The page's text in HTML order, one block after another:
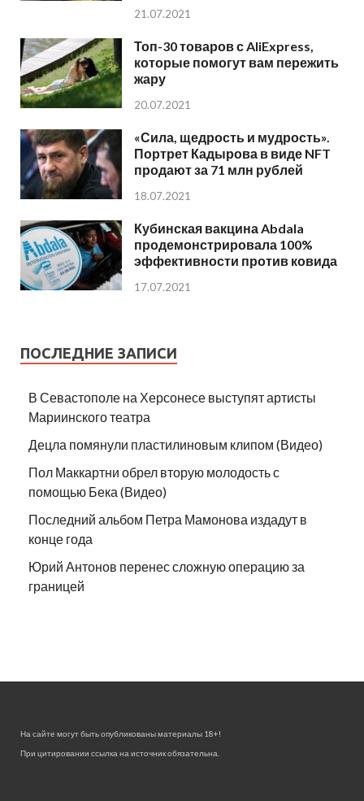
21.07.2021
Топ-30 товаров с AliExpress,
которые помогут вам пережить
жару
20.07.2021
«Сила, щедрость и мудрость».
Портрет Кадырова в виде NFT
продают за 71 млн рублей
18.07.2021
Кубинская вакцина Abdala
продемонстрировала 100%
эффективности против ковида
17.07.2021
ПОСЛЕДНИЕ ЗАПИСИ
В Севастополе на Херсонесе выступят артисты
Мариинского театра
Децла помянули пластилиновым клипом (Видео)
Пол Маккартни обрел вторую молодость с
помощью Бека (Видео)
Последний альбом Петра Мамонова издадут в
конце года
Юрий Антонов перенес сложную операцию за
границей
На сайте могут быть опубликованы материалы 18+!
При цитировании ссылка на источник обязательна.